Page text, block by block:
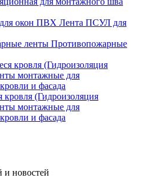
Лента ПСУЛ для
Противопожарные
(Гидроизоляция
монтажные для
и фасада
и новостей